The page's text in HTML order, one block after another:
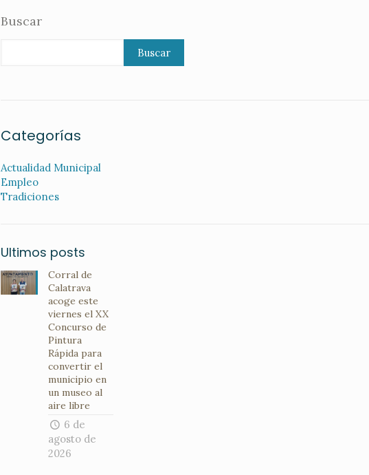
Buscar
Buscar
Categorías
Actualidad Municipal
Empleo
Tradiciones
Ultimos posts
Corral de
Calatrava
acoge este
viernes el XX
Concurso de
Pintura
Rápida para
convertir el
municipio en
un museo al
aire libre
6 de
agosto de
2026